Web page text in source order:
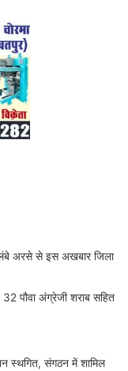
लंबे अरसे से इस अखबार जिला
32 पौवा अंग्रेजी शराब सहित
स्थगित, संगठन में शामिल